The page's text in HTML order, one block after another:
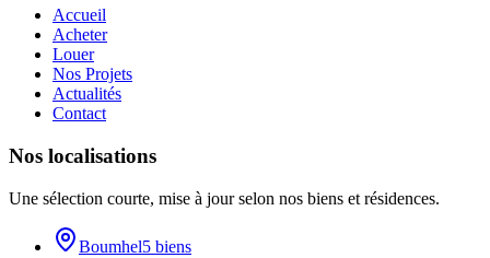
Accueil
Acheter
Louer
Nos Projets
Actualités
Contact
Nos localisations
Une sélection courte, mise à jour selon nos biens et résidences.
Boumhel5 biens